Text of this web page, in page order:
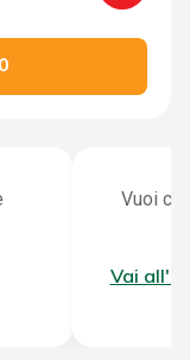
Vuoi
Vai